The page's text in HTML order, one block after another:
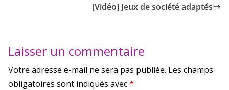
[Vidéo] Jeux de société adaptés
Laisser un commentaire
Votre adresse e-mail ne sera pas publiée. Les champs
obligatoires sont indiqués avec*